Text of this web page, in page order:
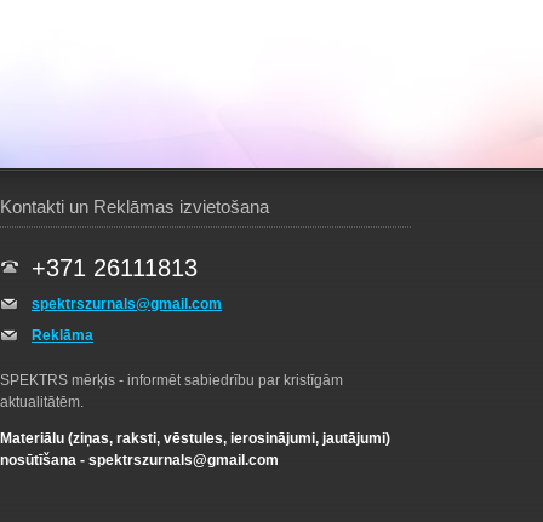
Kontakti un Reklāmas izvietošana
+371 26111813
spektrszurnals@gmail.com
Reklāma
SPEKTRS mērķis - informēt sabiedrību par kristīgām
aktualitātēm.
Materiālu (ziņas, raksti, vēstules, ierosinājumi, jautājumi)
nosūtīšana - spektrszurnals@gmail.com